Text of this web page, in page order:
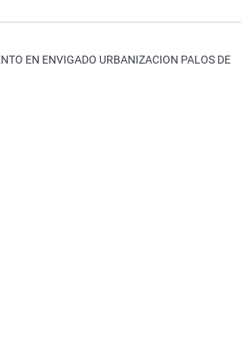
EN ENVIGADO URBANIZACION PALOS DE